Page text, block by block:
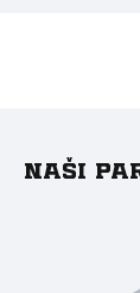
Naši